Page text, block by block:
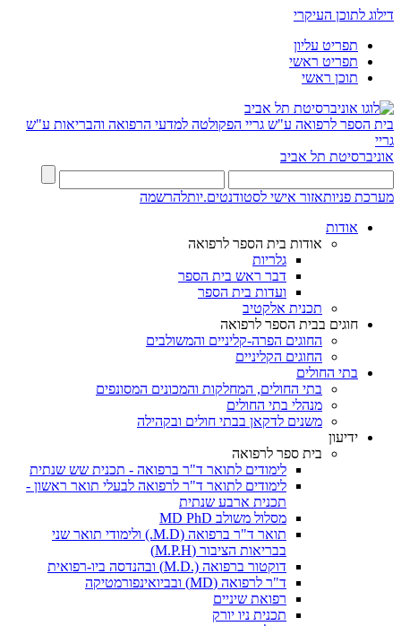
דילוג לתוכן העיקרי
תפריט עליון
תפריט ראשי
תוכן ראשי
בית הספר לרפואה ע"ש גריי הפקולטה למדעי הרפואה והבריאות ע"ש
גריי
אוניברסיטת תל אביב
מערכת פניותאזור אישי לסטודנטים.יותלהרשמה
אודות
אודות בית הספר לרפואה
גלריות
דבר ראש בית הספר
ועדות בית הספר
תכנית אלקטיב
חוגים בבית הספר לרפואה
החוגים הפרה-קליניים והמשולבים
החוגים הקליניים
בתי החולים
בתי החולים, המחלקות והמכונים המסונפים
מנהלי בתי החולים
משנים לדקאן בבתי חולים ובקהילה
ידיעון
בית ספר לרפואה
לימודים לתואר ד"ר ברפואה - תכנית שש שנתית
לימודים לתואר ד"ר לרפואה לבעלי תואר ראשון -
תכנית ארבע שנתית
מסלול משולב MD PhD
תואר ד"ר ברפואה (M.D.) ולימודי תואר שני
בבריאות הציבור (M.P.H)
דוקטור ברפואה (.M.D) ובהנדסה ביו-רפואית
ד"ר לרפואה (MD) ובביואינפורמטיקה
רפואת שיניים
תכנית ניו יורק